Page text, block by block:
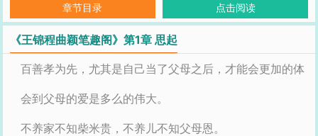
章节目录 点击阅读
《王锦程曲颖笔趣阁》第1章 思起
百善孝为先，尤其是自己当了父母之后，才能会更加的体
会到父母的爱是多么的伟大。
不养家不知柴米贵，不养儿不知父母恩。